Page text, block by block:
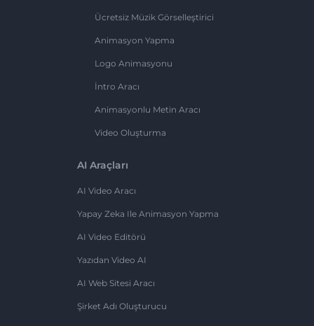
Ücretsiz Müzik Görselleştirici
Animasyon Yapma
Logo Animasyonu
İntro Aracı
Animasyonlu Metin Aracı
Video Oluşturma
AI Araçları
AI Video Aracı
Yapay Zeka Ile Animasyon Yapma
AI Video Editörü
Yazıdan Video AI
AI Web Sitesi Aracı
Şirket Adı Oluşturucu